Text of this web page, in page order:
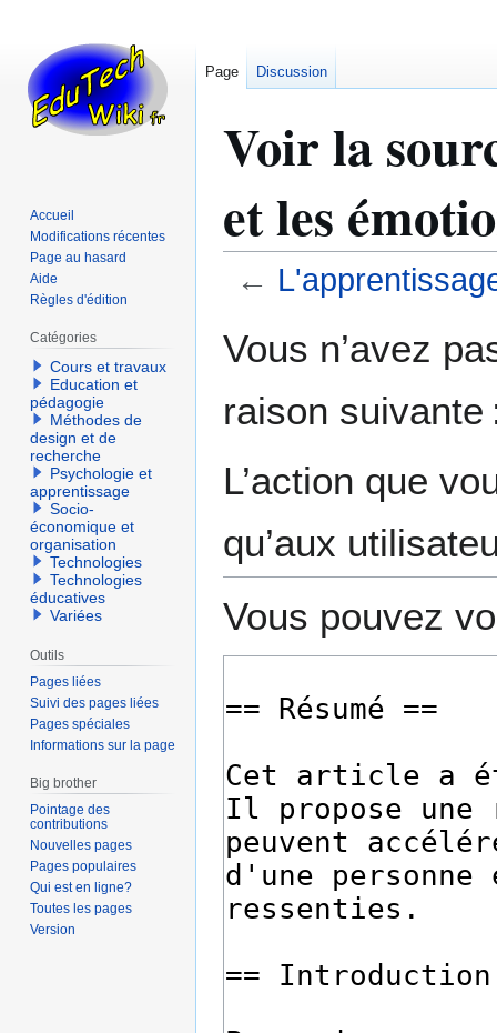
Voir la
et les
←
à
navigation
à
recherche
Vous n’avez
raison suivante
L’action que
qu’aux
Vous pouvez
Page Discussion
Accueil
Modifications récentes
Page au hasard
Aide
Règles d'édition
Catégories
Cours et travaux
Education et
pédagogie
Méthodes de
design et de
recherche
Psychologie et
apprentissage
Socio-
économique et
organisation
Technologies
Technologies
éducatives
Variées
Outils
Pages liées
Suivi des pages liées
Pages spéciales
Informations sur la page
Big brother
Pointage des
contributions
Nouvelles pages
Pages populaires
Qui est en ligne?
Toutes les pages
Version